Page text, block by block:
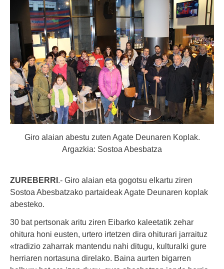
Giro alaian abestu zuten Agate Deunaren Koplak.
Argazkia: Sostoa Abesbatza
ZUREBERRI .- Giro alaian eta gogotsu elkartu ziren
Sostoa Abesbatzako partaideak Agate Deunaren koplak
abesteko.
30 bat pertsonak aritu ziren Eibarko kaleetatik zehar
ohitura honi eusten, urtero irtetzen dira ohiturari jarraituz
«tradizio zaharrak mantendu nahi ditugu, kulturalki gure
herriaren nortasuna direlako. Baina aurten bigarren